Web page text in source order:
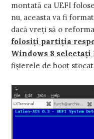
montată ca UEFI
nu, aceasta va fi
dacă vreţi să o
folosiţi partiţia
Windows 8 selectaţi
fişierele de boot